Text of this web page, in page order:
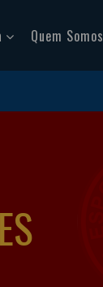
Quem Somos